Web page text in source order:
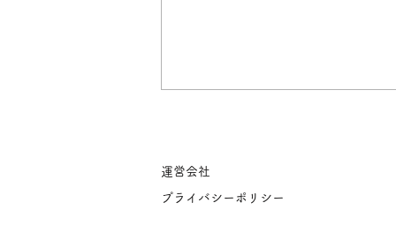
​運営会社
プライバシーポリシー